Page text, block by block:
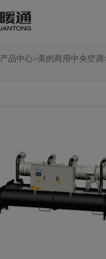
产品中心>美的商用中央空调